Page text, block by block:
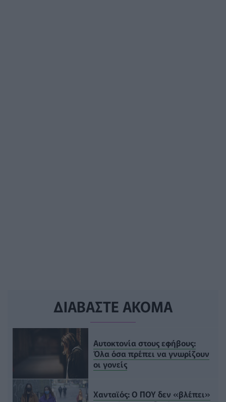
ΔΙΑΒΑΣΤΕ ΑΚΟΜΑ
Αυτοκτονία στους εφήβους:
Όλα όσα πρέπει να γνωρίζουν
οι γονείς
Χανταϊός: Ο ΠΟΥ δεν «βλέπει»